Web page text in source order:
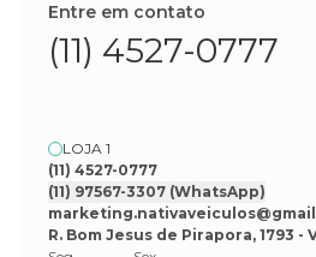
Entre em contato
(11) 4527-0777
LOJA 1
(11) 4527-0777
(11) 97567-3307 (WhatsApp)
R. Bom Jesus de Pirapora, 1793 -